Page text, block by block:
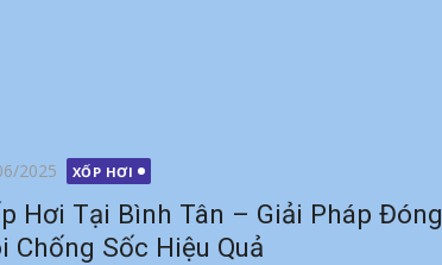
2025 XỐP HƠI
Hơi Tại Bình Tân – Giải Pháp Đóng
Chống Sốc Hiệu Quả